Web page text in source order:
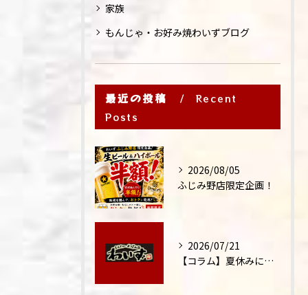
家族
もんじゃ・お好み焼わいずブログ
最近の投稿
Recent
Posts
2026/08/05
ふじみ野店限定企画！
2026/07/21
【コラム】夏休みに家族外食が増える理由